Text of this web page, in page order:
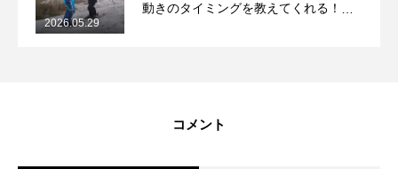
動きのタイミングを教えてくれる！
2026.05.29
コメント